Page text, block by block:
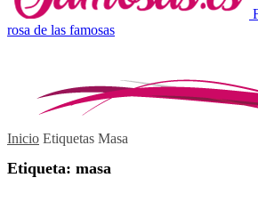
rosa de las famosas
Inicio Etiquetas Masa
Etiqueta: masa